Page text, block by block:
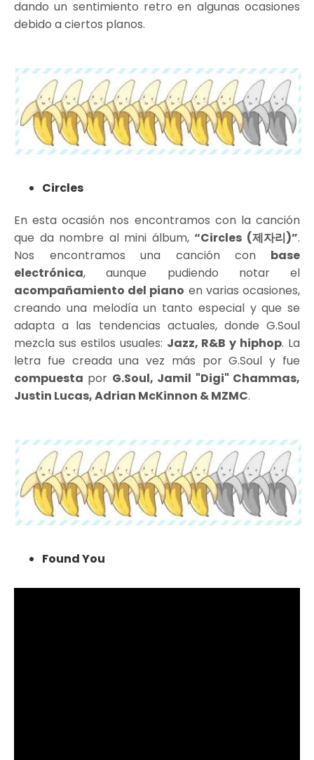
dando un sentimiento retro en algunas ocasiones
debido a ciertos planos.
Circles
En esta ocasión nos encontramos con la canción
que da nombre al mini álbum,“Circles (제자리)”.
Nos encontramos una canción con base
electrónica, aunque pudiendo notar el
acompañamiento del piano en varias ocasiones,
creando una melodía un tanto especial y que se
adapta a las tendencias actuales, donde G.Soul
mezcla sus estilos usuales: Jazz, R&B y hiphop. La
letra fue creada una vez más por G.Soul y fue
compuesta por G.Soul, Jamil "Digi" Chammas,
Justin Lucas, Adrian McKinnon & MZMC.
Found You